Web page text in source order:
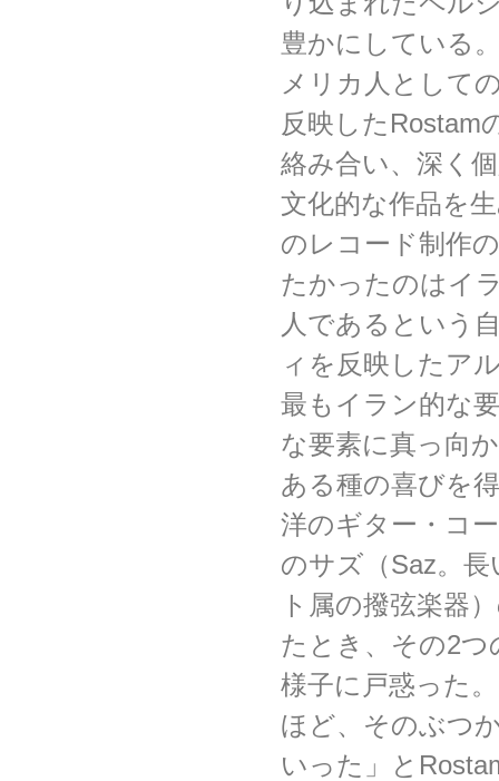
豊かにしている
メリカ人として
反映したRostam
絡み合い、深く
文化的な作品を
のレコード制作
たかったのはイ
人であるという
ィを反映したア
最もイラン的な
な要素に真っ向
ある種の喜びを
洋のギター・コ
のサズ（Saz。
ト属の撥弦楽器
たとき、その2
様子に戸惑った
ほど、そのぶつ
いった」と